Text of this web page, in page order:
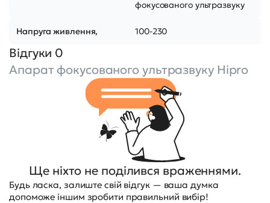
фокусованого ультразвуку
Напруга живлення, 100-230
Відгуки 0
Апарат фокусованого ультразвуку Hipro
Ще ніхто не поділився враженнями.
Будь ласка, залиште свій відгук — ваша думка
допоможе іншим зробити правильний вибір!